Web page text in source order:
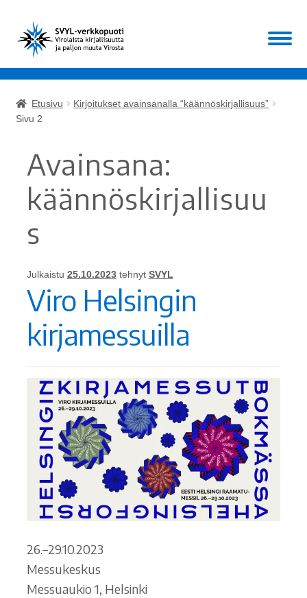
Siirry
navigointiin
Siirry
sisältöön
Valikko
Kirjat
Muut
ALE!
Ajankohtaista
Oma tili
Ostoskori
Tilaus- ja sopimusehdot sekä tietosuojaseloste
Saavutettavuusseloste
Etusivu
Kirjoitukset avainsanalla “käännöskirjallisuus”
Sivu 2
Avainsana:
käännöskirjallisuu
s
Julkaistu 25.10.2023 tehnyt SVYL
Viro Helsingin
kirjamessuilla
26.–29.10.2023
Messukeskus
Messuaukio 1, Helsinki